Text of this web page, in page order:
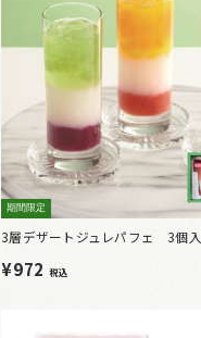
期間限定
3層デザートジュレパフェ 3個入
¥972 税込